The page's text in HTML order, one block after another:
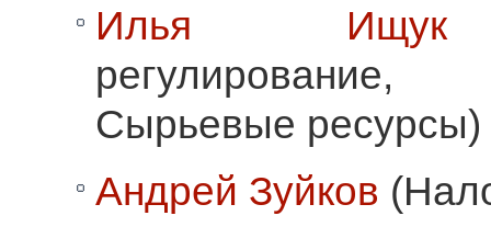
Илья Ищук
регулирование,
Сырьевые ресурсы)
Андрей Зуйков